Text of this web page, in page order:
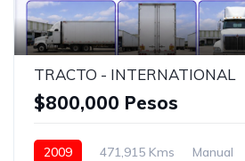
TRACTO - INTERNATIONAL
$800,000 Pesos
2009 471,915 Kms
Manual